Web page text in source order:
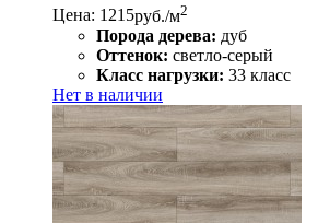
Цена: 1215руб./м2
Порода дерева: дуб
Оттенок: светло-серый
Класс нагрузки: 33 класс
Нет в наличии